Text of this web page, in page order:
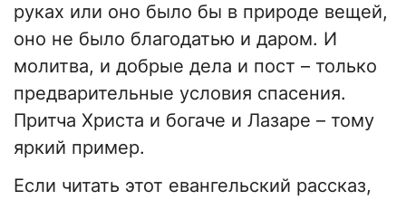
руках или оно было бы в природе вещей,
оно не было благодатью и даром. И
молитва, и добрые дела и пост – только
предварительные условия спасения.
Притча Христа и богаче и Лазаре – тому
яркий пример.
Если читать этот евангельский рассказ,